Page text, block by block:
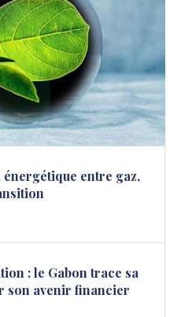
énergétique entre gaz,
: le Gabon trace sa
son avenir financier